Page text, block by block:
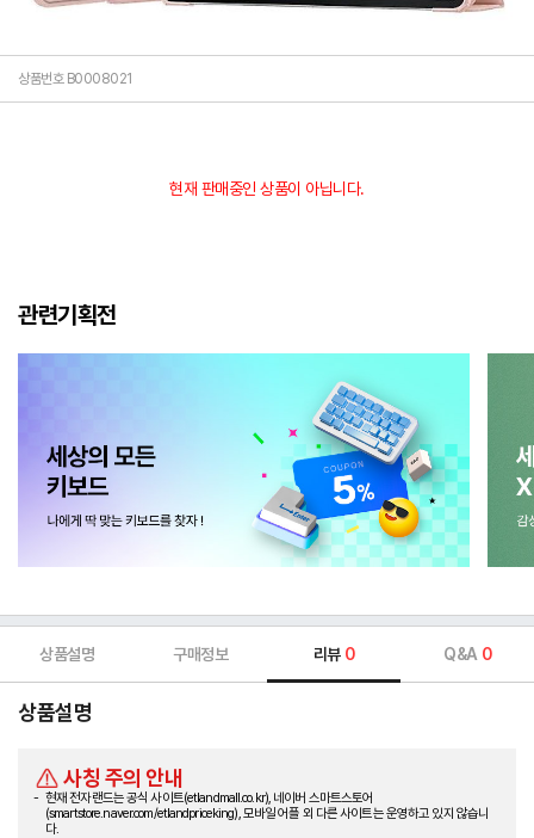
상품번호 B0008021
현재 판매중인 상품이 아닙니다.
관련기획전
상품설명 구매정보 리뷰 0 Q&A 0
상품설명
사칭 주의 안내
현재 전자랜드는 공식 사이트(etlandmall.co.kr), 네이버 스마트스토어
(smartstore.naver.com/etlandpriceking), 모바일 어플 외 다른 사이트는 운영하고 있지 않습니
다.